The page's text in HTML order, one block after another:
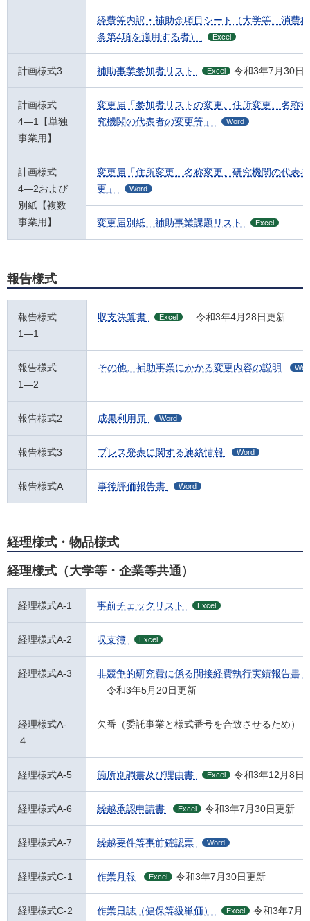
経費等内訳・補助金項目シート（大学等、消費
条第4項を適用する者）
Excel
計画様式3 補助事業参加者リスト Excel 令和3年7月30日
計画様式
4―1【単独
事業用】
変更届「参加者リストの変更、住所変更、名称
究機関の代表者の変更等」
Word
計画様式
4―2および
別紙【複数
事業用】
変更届「住所変更、名称変更、研究機関の代表
更」
Word
変更届別紙 補助事業課題リスト Excel
報告様式
報告様式
1―1
収支決算書 Excel 令和3年4月28日更新
報告様式
1―2
その他、補助事業にかかる変更内容の説明
報告様式2 成果利用届 Word
報告様式3 プレス発表に関する連絡情報 Word
報告様式A 事後評価報告書 Word
経理様式・物品様式
経理様式（大学等・企業等共通）
経理様式A-1 事前チェックリスト Excel
経理様式A-2 収支簿 Excel
経理様式A-3
非競争的研究費に係る間接経費執行実績報告書
令和3年5月20日更新
経理様式A-
４
欠番（委託事業と様式番号を合致させるため）
経理様式A-5 箇所別調書及び理由書 Excel 令和3年12月8日
経理様式A-6 繰越承認申請書 Excel 令和3年7月30日更新
経理様式A-7 繰越要件等事前確認票 Word
経理様式C-1 作業月報 Excel 令和3年7月30日更新
経理様式C-2 作業日誌（健保等級単価） Excel 令和3年7月